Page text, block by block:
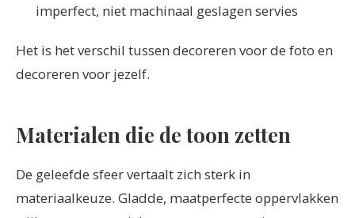
imperfect, niet machinaal geslagen servies
Het is het verschil tussen decoreren voor de foto en
decoreren voor jezelf.
Materialen die de toon zetten
De geleefde sfeer vertaalt zich sterk in
materiaalkeuze. Gladde, maatperfecte oppervlakken